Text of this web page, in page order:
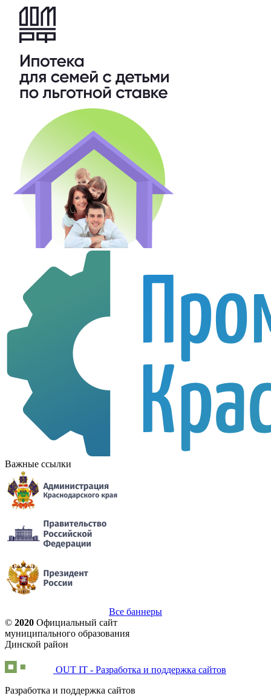
Важные ссылки
Все баннеры
© 2020 Официальный сайт
муниципального образования
Динской район
OUT IT - Разработка и поддержка сайтов
Разработка и поддержка сайтов